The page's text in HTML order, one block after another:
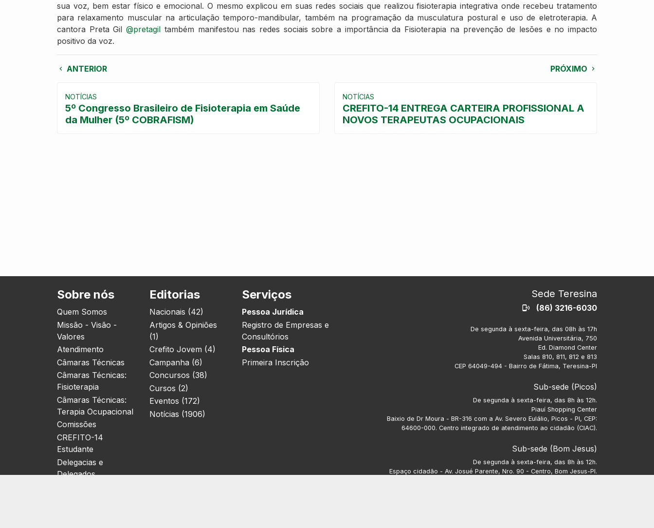
sua voz, bem estar físico e emocional. O mesmo explicou em suas redes sociais que realizou fisioterapia integrativa onde recebeu tratamento
para relaxamento muscular na articulação temporo-mandibular, também na programação da musculatura postural e uso de eletroterapia. A
cantora Preta Gil@pretagil também manifestou nas redes sociais sobre a importância da Fisioterapia na prevenção de lesões e no impacto
positivo da voz.
ANTERIOR PRÓXIMO
NOTÍCIAS
5º Congresso Brasileiro de Fisioterapia em Saúde
da Mulher (5º COBRAFISM)
NOTÍCIAS
CREFITO-14 ENTREGA CARTEIRA PROFISSIONAL A
NOVOS TERAPEUTAS OCUPACIONAIS
Sobre nós
Quem Somos
Missão - Visão -
Valores
Atendimento
Câmaras Técnicas
Câmaras Técnicas:
Fisioterapia
Câmaras Técnicas:
Terapia Ocupacional
Comissões
CREFITO-14
Estudante
Delegacias e
Delegados
Editorias
Nacionais (42)
Artigos & Opiniões
(1)
Crefito Jovem (4)
Campanha (6)
Concursos (38)
Cursos (2)
Eventos (172)
Notícias (1906)
Serviços
Pessoa Jurídica
Registro de Empresas e
Consultórios
Pessoa Física
Primeira Inscrição
Sede Teresina
(86) 3216-6030
De segunda à sexta-feira, das 08h às 17h
Avenida Universitária, 750
Ed. Diamond Center
Salas 810, 811, 812 e 813
CEP 64049-494 - Bairro de Fátima, Teresina-PI
Sub-sede (Picos)
De segunda à sexta-feira, das 8h às 12h.
Piauí Shopping Center
Baixio de Dr Moura - BR-316 com a Av. Severo Eulálio, Picos - PI, CEP:
64600-000. Centro integrado de atendimento ao cidadão (CIAC).
Sub-sede (Bom Jesus)
De segunda à sexta-feira, das 8h às 12h.
Espaço cidadão - Av. Josué Parente, Nro. 90 - Centro, Bom Jesus-PI.